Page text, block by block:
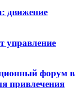
движение
управление
форум в
привлечения